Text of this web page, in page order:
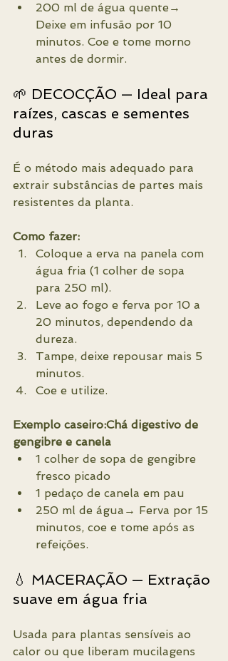
200 ml de água quente→
Deixe em infusão por 10
minutos. Coe e tome morno
antes de dormir.
🌱 DECOCÇÃO — Ideal para
raízes, cascas e sementes
duras
É o método mais adequado para
extrair substâncias de partes mais
resistentes da planta.
Como fazer:
Coloque a erva na panela com
água fria (1 colher de sopa
para 250 ml).
Leve ao fogo e ferva por 10 a
20 minutos, dependendo da
dureza.
Tampe, deixe repousar mais 5
minutos.
Coe e utilize.
Exemplo caseiro:Chá digestivo de
gengibre e canela
1 colher de sopa de gengibre
fresco picado
1 pedaço de canela em pau
250 ml de água→ Ferva por 15
minutos, coe e tome após as
refeições.
💧 MACERAÇÃO — Extração
suave em água fria
Usada para plantas sensíveis ao
calor ou que liberam mucilagens